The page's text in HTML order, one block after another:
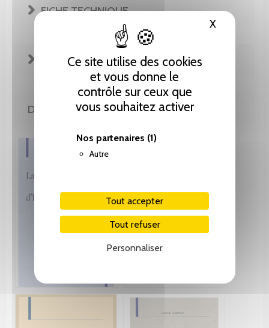
Ce site utilise des cookies
et vous donne le
contrôle sur ceux que
vous souhaitez activer
Nos partenaires (1)
Autre
Tout accepter
Tout refuser
Personnaliser
XMasquer
FICHE TECHNIQUE
EXTRAITS
DE LA MÊME COLLECTION